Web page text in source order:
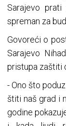
Sarajevo
spreman za
Govoreći o
Sarajevo
pristupa zaštiti
- Ono što
štiti naš grad i
godine